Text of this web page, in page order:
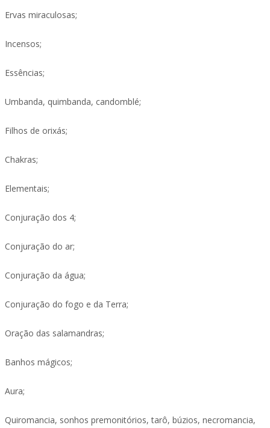
Ervas miraculosas;
Incensos;
Essências;
Umbanda, quimbanda, candomblé;
Filhos de orixás;
Chakras;
Elementais;
Conjuração dos 4;
Conjuração do ar;
Conjuração da água;
Conjuração do fogo e da Terra;
Oração das salamandras;
Banhos mágicos;
Aura;
Quiromancia, sonhos premonitórios, tarô, búzios, necromancia,